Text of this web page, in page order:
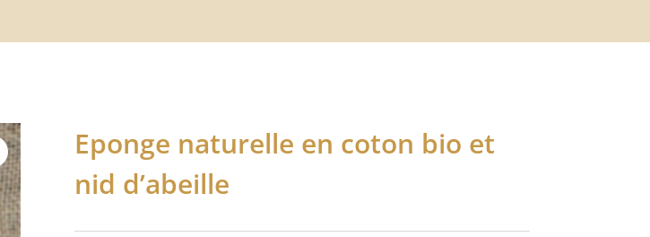
Eponge naturelle en coton bio et
nid d’abeille